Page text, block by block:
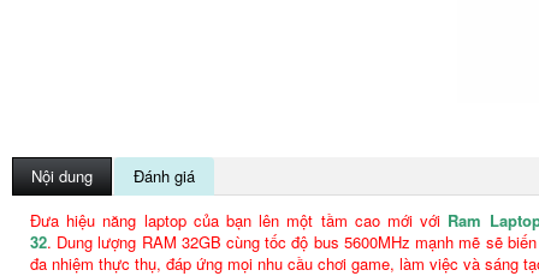
Nội dung
Đánh giá
Đưa hiệu năng laptop của bạn lên một tầm cao mới với Ram
32. Dung lượng RAM 32GB cùng tốc độ bus 5600MHz mạnh mẽ sẽ
đa nhiệm thực thụ, đáp ứng mọi nhu cầu chơi game, làm việc và sáng